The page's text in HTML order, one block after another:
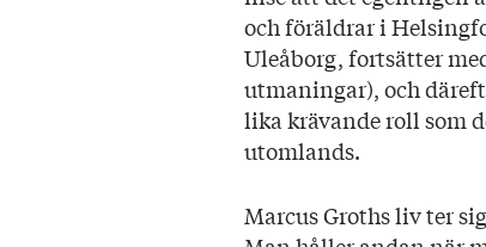
och föräldrar i
Uleåborg, fortsätter
utmaningar), och
lika krävande roll som
utomlands.
Marcus Groths liv ter